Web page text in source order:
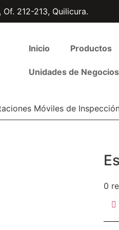
212-213, Quilicura.
Inicio Productos
Unidades de Negocios
Móviles de
0